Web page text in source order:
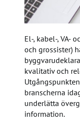
El-, kabel-, VA-
och grossister)
kvalitativ och
branscherna
underlätta
information.